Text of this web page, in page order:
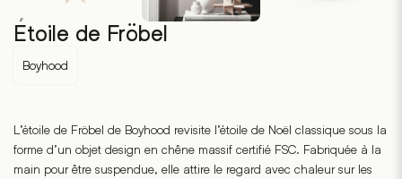
Étoile de Fröbel
Boyhood
L’étoile de Fröbel de Boyhood revisite l’étoile de Noël classique sous la
forme d’un objet design en chêne massif certifié FSC. Fabriquée à la
main pour être suspendue, elle attire le regard avec chaleur sur les